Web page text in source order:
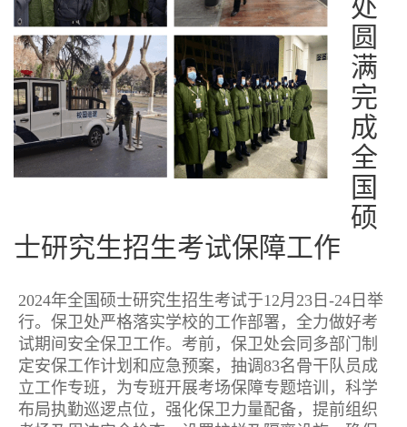
处
圆
满
完
成
全
国
硕
士研究生招生考试保障工作
2024年全国硕士研究生招生考试于12月23日-24日举
行。保卫处严格落实学校的工作部署，全力做好考
试期间安全保卫工作。考前，保卫处会同多部门制
定安保工作计划和应急预案，抽调83名骨干队员成
立工作专班，为专班开展考场保障专题培训，科学
布局执勤巡逻点位，强化保卫力量配备，提前组织